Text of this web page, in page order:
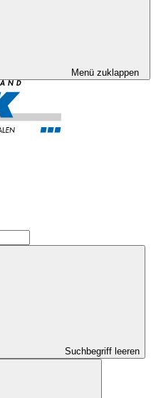
Menü zuklappen
Suchbegriff leeren